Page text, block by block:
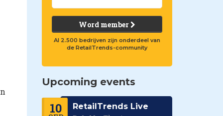
Word member
Al 2.500 bedrijven zijn onderdeel van
de RetailTrends-community
Upcoming events
10 RetailTrends Live